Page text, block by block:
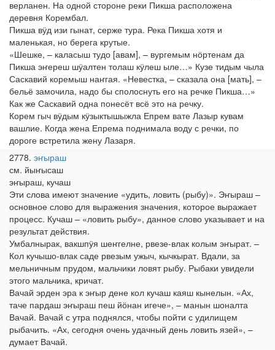
верланен. На одной стороне реки Пикша расположена
деревня Корембал.
Пикша вӱд изи гынат, серже тура. Река Пикша хотя и
маленькая, но берега крутые.
«Шешке, – каласыш тудо [авам], – вургемым нӧртенам да
Пикша эҥереш шӱалтен толаш кӱлеш ыле…» Кузе тидым чыла
Саскавий коремыш наҥгая. «Невестка, – сказала она [мать], –
бельё замочила, надо бы сполоснуть его на речке Пикша…»
Как же Саскавий одна понесёт всё это на речку.
Корем гыч вӱдым кӱзыктышыжла Епрем вате Лазыр кувам
вашлие. Когда жена Епрема поднимала воду с речки, по
дороге встретила жену Лазаря.
2778 эҥыраш
см. йыҥысаш
эҥыраш, кучаш
Эти слова имеют значение «удить, ловить (рыбу)». Эҥыраш –
основное слово для выражения значения, которое выражает
процесс. Кучаш – «ловить рыбу», данное слово указывает и на
результат действия.
Умбалнырак, вакшпӱя шеҥгелне, рвезе-влак колым эҥырат. –
Кол кучышо-влак саде рвезым ужыч, кычкырат. Вдали, за
мельничным прудом, мальчики ловят рыбу. Рыбаки увидели
этого мальчика, кричат.
Вачай эрден эра к эҥыр дене кол кучаш каяш кынелын. «Ах,
таче пардаш эҥыраш пеш йӧнан игече», – манын шоналта
Вачай. Вачай с утра поднялся, чтобы пойти с удилищем
рыбачить. «Ах, сегодня очень удачный день ловить язей», –
думает Вачай.